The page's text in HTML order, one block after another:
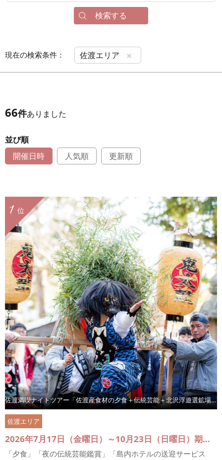
検索する
現在の検索条件： 佐渡エリア ×
66件ありました
並び順
開催日時
人気順 更新順
位
1
佐渡満喫ナイトツアー「佐渡産食材の夕食＋伝統芸能＋北沢浮遊選鉱場ライトアップ見学」
佐渡エリア
2026年7月17日（金曜日）～10月23日（日曜日）期間中の指定日 ※「佐渡満喫ナイトツアー」日程詳細にてご確認ください
「夕食」「夜の伝統芸能鑑賞」「島内ホテルの送迎サービス